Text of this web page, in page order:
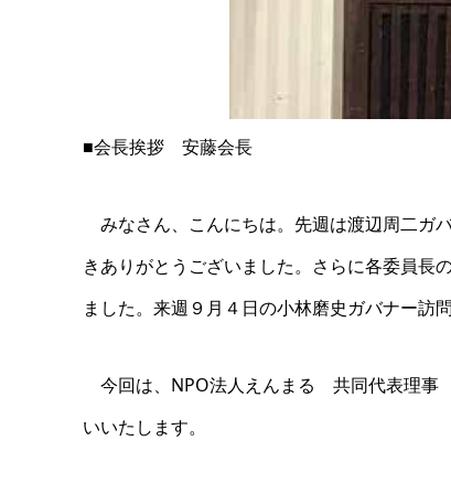
■会長挨拶 安藤会長
みなさん、こんにちは。先週は渡辺周二ガ
きありがとうございました。さらに各委員長
ました。来週９月４日の小林磨史ガバナー訪
今回は、NPO法人えんまる 共同代表理事
いいたします。